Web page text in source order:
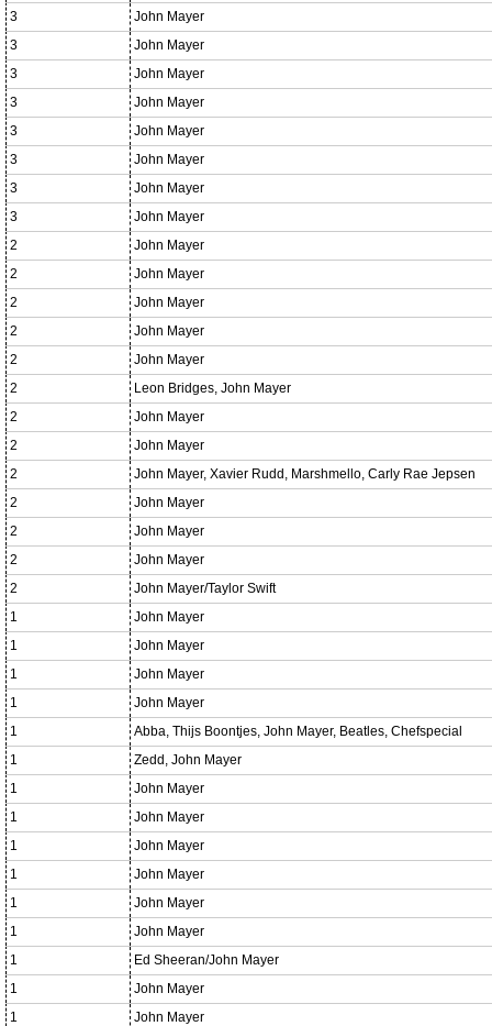
3
John Mayer
3
John Mayer
3
John Mayer
3
John Mayer
3
John Mayer
3
John Mayer
3
John Mayer
3
John Mayer
2
John Mayer
2
John Mayer
2
John Mayer
2
John Mayer
2
John Mayer
2
Leon Bridges, John Mayer
2
John Mayer
2
John Mayer
2
John Mayer, Xavier Rudd, Marshmello, Carly Rae Jepsen
2
John Mayer
2
John Mayer
2
John Mayer
2
John Mayer/Taylor Swift
1
John Mayer
1
John Mayer
1
John Mayer
1
John Mayer
1
Abba, Thijs Boontjes, John Mayer, Beatles, Chefspecial
1
Zedd, John Mayer
1
John Mayer
1
John Mayer
1
John Mayer
1
John Mayer
1
John Mayer
1
John Mayer
1
Ed Sheeran/John Mayer
1
John Mayer
1
John Mayer